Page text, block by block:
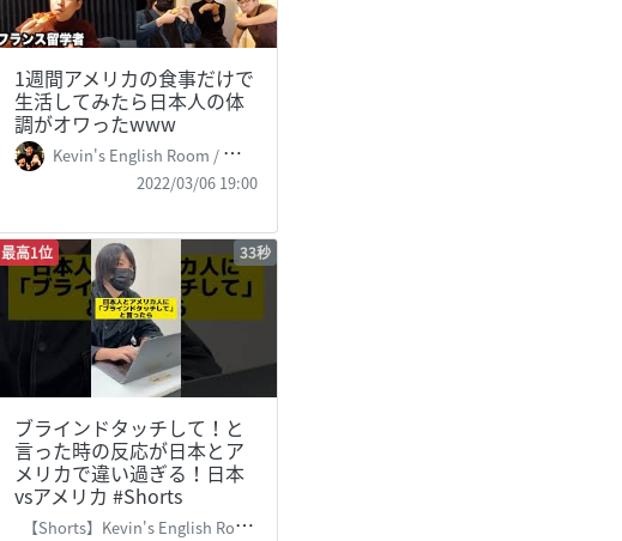
1週間アメリカの食事だけで
生活してみたら日本人の体
調がオワったwww
Kevin's English Room / 掛山ケビ志郎
2022/03/06 19:00
最高1位 33秒
ブラインドタッチして！と
言った時の反応が日本とア
メリカで違い過ぎる！日本
vsアメリカ #Shorts
【Shorts】Kevin's English Room